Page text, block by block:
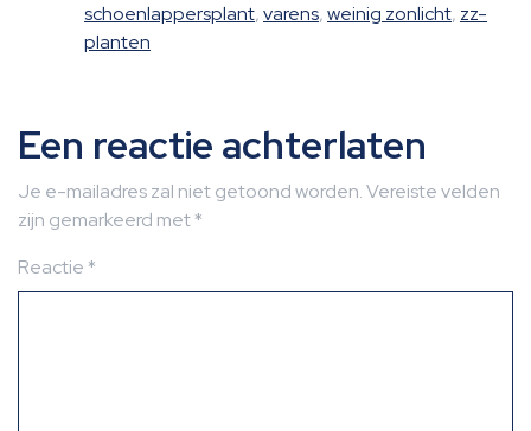
schoenlappersplant,varens,weinig zonlicht, zz-
planten
Een reactie achterlaten
Je e-mailadres zal niet getoond worden.Vereiste velden
zijn gemarkeerd met*
Reactie*